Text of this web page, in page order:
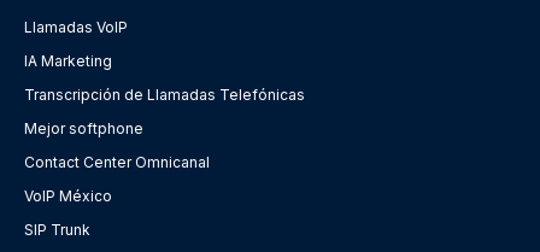
Llamadas VoIP
IA Marketing
Transcripción de Llamadas Telefónicas
Mejor softphone
Contact Center Omnicanal
VoIP México
SIP Trunk